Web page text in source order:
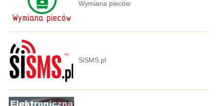
Wymiana pieców
SiSMS.pl